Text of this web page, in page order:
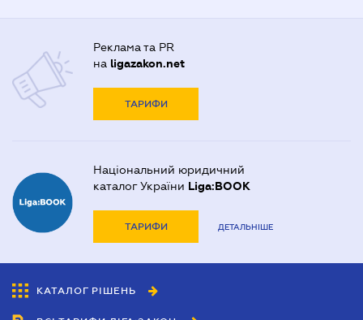
Реклама та PR
на ligazakon.net
ТАРИФИ
Національний юридичний
каталог України Liga:BOOK
ТАРИФИ ДЕТАЛЬНІШЕ
КАТАЛОГ РІШЕНЬ